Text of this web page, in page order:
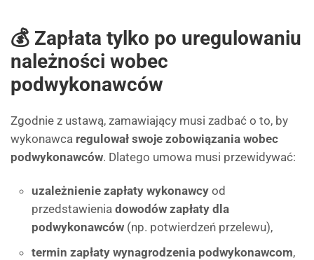
💰 Zapłata tylko po uregulowaniu
należności wobec
podwykonawców
Zgodnie z ustawą, zamawiający musi zadbać o to, by
wykonawca regulował swoje zobowiązania wobec
podwykonawców. Dlatego umowa musi przewidywać:
uzależnienie zapłaty wykonawcy od
przedstawienia dowodów zapłaty dla
podwykonawców (np. potwierdzeń przelewu),
termin zapłaty wynagrodzenia podwykonawcom,